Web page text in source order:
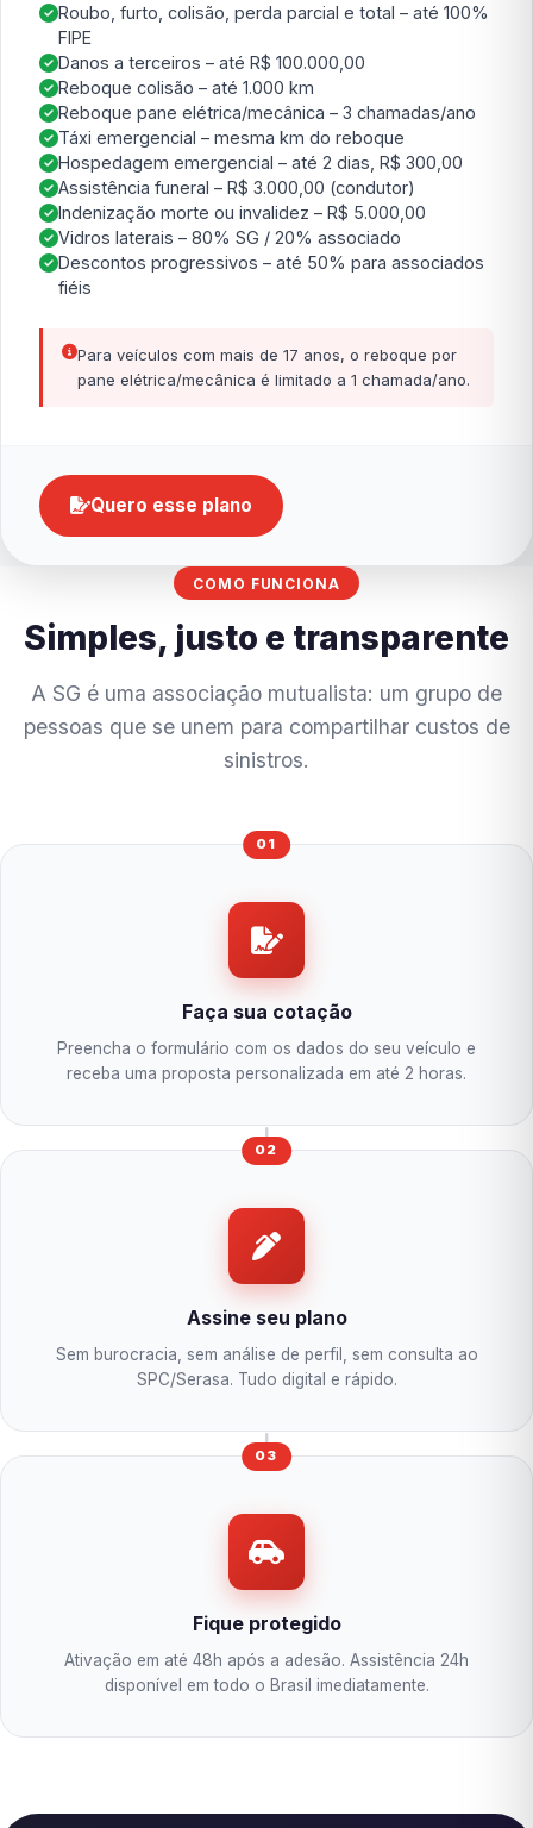
Roubo, furto, colisão, perda parcial e total – até 100%
FIPE
Danos a terceiros – até R$ 100.000,00
Reboque colisão – até 1.000 km
Reboque pane elétrica/mecânica – 3 chamadas/ano
Táxi emergencial – mesma km do reboque
Hospedagem emergencial – até 2 dias, R$ 300,00
Assistência funeral – R$ 3.000,00 (condutor)
Indenização morte ou invalidez – R$ 5.000,00
Vidros laterais – 80% SG / 20% associado
Descontos progressivos – até 50% para associados
fiéis
Para veículos com mais de 17 anos, o reboque por
pane elétrica/mecânica é limitado a 1 chamada/ano.
Quero esse plano
COMO FUNCIONA
Simples, justo e transparente
A SG é uma associação mutualista: um grupo de
pessoas que se unem para compartilhar custos de
sinistros.
01
Faça sua cotação
Preencha o formulário com os dados do seu veículo e
receba uma proposta personalizada em até 2 horas.
02
Assine seu plano
Sem burocracia, sem análise de perfil, sem consulta ao
SPC/Serasa. Tudo digital e rápido.
03
Fique protegido
Ativação em até 48h após a adesão. Assistência 24h
disponível em todo o Brasil imediatamente.